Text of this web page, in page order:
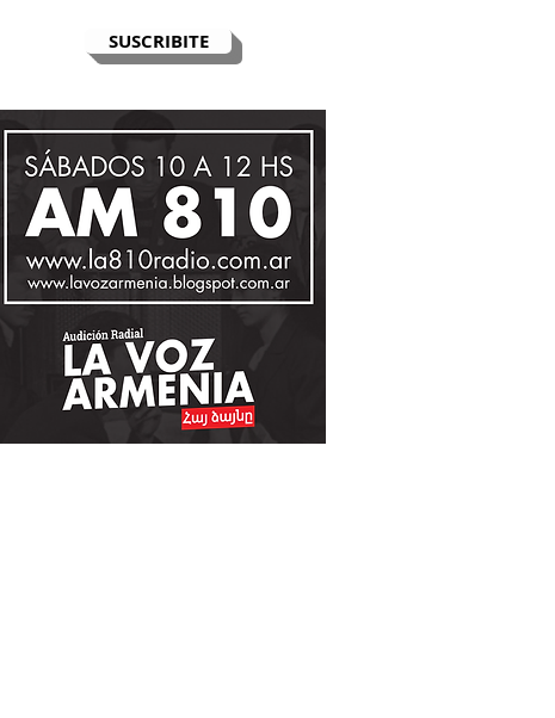
SUSCRIBITE